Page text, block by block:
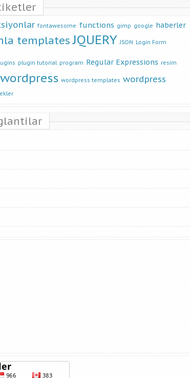
fontawesome functions gimp google haberler
templates JQUERY JSON Login Form
plugin tutorial program Regular Expressions resim
wordpress wordpress templates wordpress